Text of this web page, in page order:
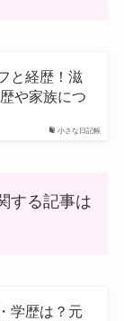
小さな日記帳
と経歴！滋
や家族につ
する記事は
学歴は？元